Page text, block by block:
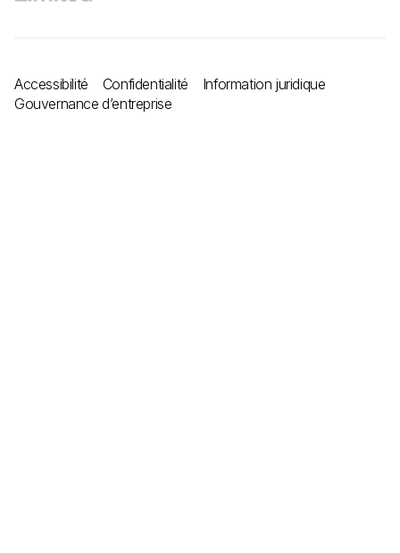
Accessibilité Confidentialité
Information juridique
Gouvernance d’entreprise